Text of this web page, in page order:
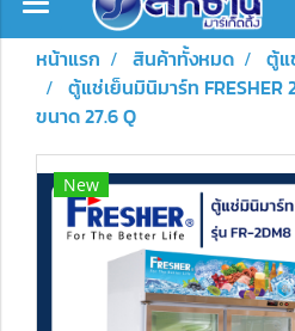
หน้าแรก สินค้าทั้งหมด ตู้แ
ตู้แช่เย็นมินิมาร์ท FRESHER
ขนาด 27.6 Q
New